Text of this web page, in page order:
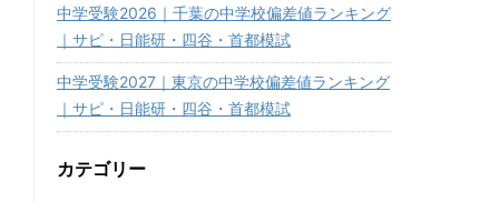
中学受験2026｜千葉の中学校偏差値ランキング
｜サピ・日能研・四谷・首都模試
中学受験2027｜東京の中学校偏差値ランキング
｜サピ・日能研・四谷・首都模試
カテゴリー